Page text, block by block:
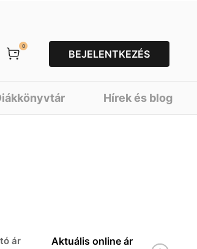
0
BEJELENTKEZÉS
Hírek és blog
ár Aktuális online ár